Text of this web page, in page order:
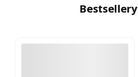
Bestsellery